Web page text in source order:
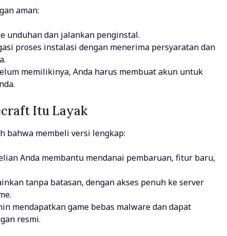
aman:
unduhan dan jalankan penginstal.
proses instalasi dengan menerima persyaratan dan
memilikinya, Anda harus membuat akun untuk
Itu Layak
bahwa membeli versi lengkap:
Anda membantu mendanai pembaruan, fitur baru,
tanpa batasan, dengan akses penuh ke server
mendapatkan game bebas malware dan dapat
resmi.